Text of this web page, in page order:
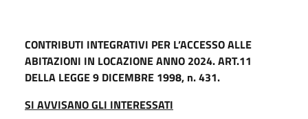
CONTRIBUTI INTEGRATIVI PER L’ACCESSO ALLE
ABITAZIONI IN LOCAZIONE ANNO 2024. ART.11
DELLA LEGGE 9 DICEMBRE 1998, n. 431.
SI AVVISANO GLI INTERESSATI